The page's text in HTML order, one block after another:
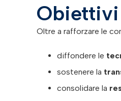
Oltre a rafforzare le
diffondere le
sostenere la
consolidare la